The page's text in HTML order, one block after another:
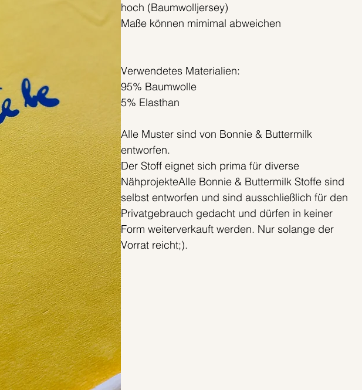
hoch (Baumwolljersey)
Maße können mimimal abweichen
Verwendetes Materialien:
95% Baumwolle
5% Elasthan
Alle Muster sind von Bonnie & Buttermilk
entworfen.
Der Stoff eignet sich prima für diverse
NähprojekteAlle Bonnie & Buttermilk Stoffe sind
selbst entworfen und sind ausschließlich für den
Privatgebrauch gedacht und dürfen in keiner
Form weiterverkauft werden. Nur solange der
Vorrat reicht;).